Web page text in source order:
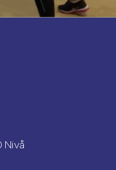
Nivå